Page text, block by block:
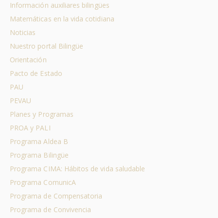
Información auxiliares bilingües
Matemáticas en la vida cotidiana
Noticias
Nuestro portal Bilingüe
Orientación
Pacto de Estado
PAU
PEVAU
Planes y Programas
PROA y PALI
Programa Aldea B
Programa Bilingüe
Programa CIMA: Hábitos de vida saludable
Programa ComunicA
Programa de Compensatoria
Programa de Convivencia